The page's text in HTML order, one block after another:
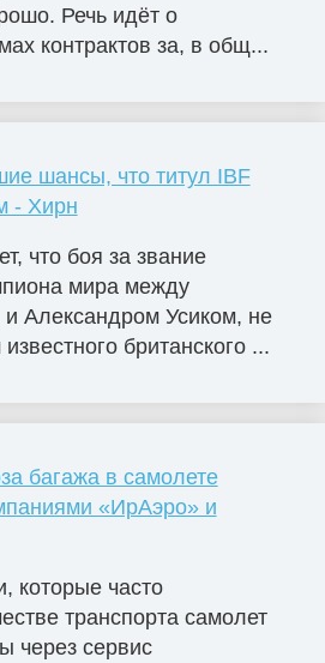
Речь идёт о
контрактов за, в общ...
шансы, что титул IBF
- Хирн
что боя за звание
мира между
Александром Усиком, не
британского ...
багажа в самолете
«ИрАэро» и
которые часто
транспорта самолет
через сервис